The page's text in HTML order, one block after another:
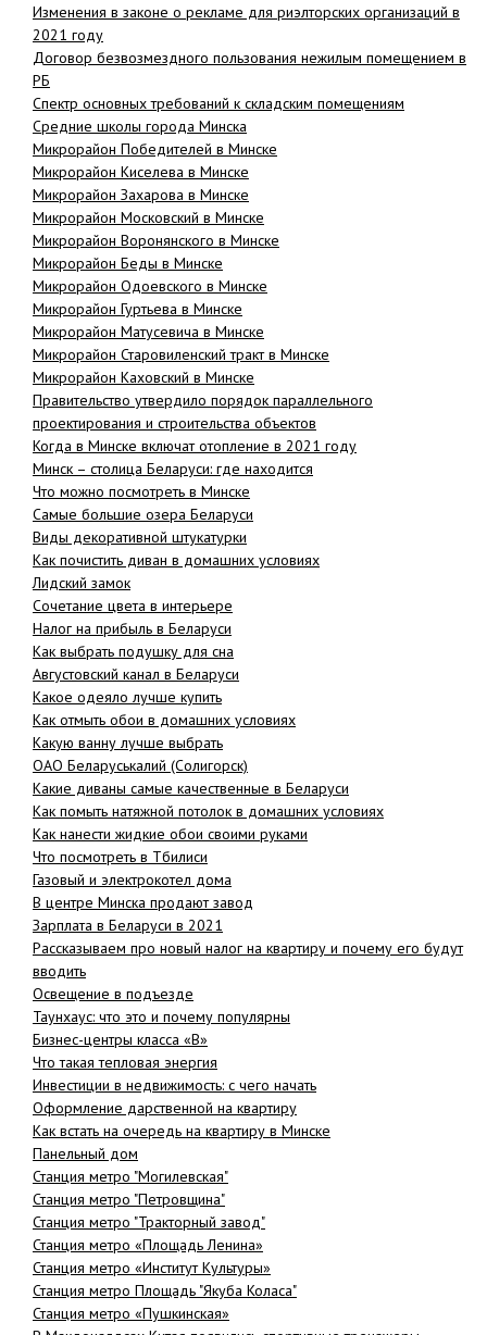
Изменения в законе о рекламе для риэлторских организаций в
2021 году
Договор безвозмездного пользования нежилым помещением в
РБ
Спектр основных требований к складским помещениям
Средние школы города Минска
Микрорайон Победителей в Минске
Микрорайон Киселева в Минске
Микрорайон Захарова в Минске
Микрорайон Московский в Минске
Микрорайон Воронянского в Минске
Микрорайон Беды в Минске
Микрорайон Одоевского в Минске
Микрорайон Гуртьева в Минске
Микрорайон Матусевича в Минске
Микрорайон Старовиленский тракт в Минске
Микрорайон Каховский в Минске
Правительство утвердило порядок параллельного
проектирования и строительства объектов
Когда в Минске включат отопление в 2021 году
Минск – столица Беларуси: где находится
Что можно посмотреть в Минске
Самые большие озера Беларуси
Виды декоративной штукатурки
Как почистить диван в домашних условиях
Лидский замок
Сочетание цвета в интерьере
Налог на прибыль в Беларуси
Как выбрать подушку для сна
Августовский канал в Беларуси
Какое одеяло лучше купить
Как отмыть обои в домашних условиях
Какую ванну лучше выбрать
ОАО Беларуськалий (Солигорск)
Какие диваны самые качественные в Беларуси
Как помыть натяжной потолок в домашних условиях
Как нанести жидкие обои своими руками
Что посмотреть в Тбилиси
Газовый и электрокотел дома
В центре Минска продают завод
Зарплата в Беларуси в 2021
Рассказываем про новый налог на квартиру и почему его будут
вводить
Освещение в подъезде
Таунхаус: что это и почему популярны
Бизнес-центры класса «В»
Что такая тепловая энергия
Инвестиции в недвижимость: с чего начать
Оформление дарственной на квартиру
Как встать на очередь на квартиру в Минске
Панельный дом
Станция метро "Могилевская"
Станция метро "Петровщина"
Станция метро "Тракторный завод"
Станция метро «Площадь Ленина»
Станция метро «Институт Культуры»
Станция метро Площадь "Якуба Коласа"
Станция метро «Пушкинская»